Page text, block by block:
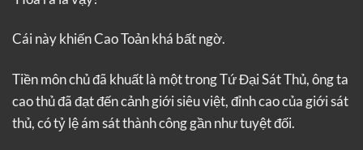
Cái này khiến Cao Toản khá bất ngờ.
Tiền môn chủ đã khuất là một trong Tứ Đại Sát Thủ, ông ta
cao thủ đã đạt đến cảnh giới siêu việt, đỉnh cao của giới sát
thủ, có tỷ lệ ám sát thành công gần như tuyệt đối.